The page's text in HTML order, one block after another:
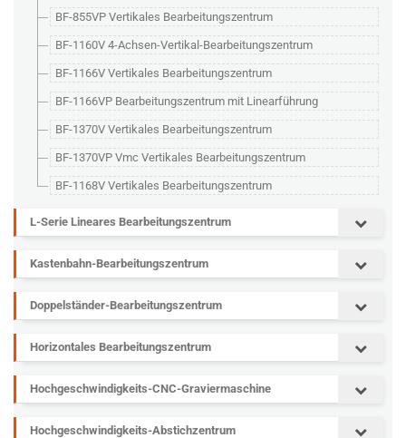
BF-855VP Vertikales Bearbeitungszentrum
BF-1160V 4-Achsen-Vertikal-Bearbeitungszentrum
BF-1166V Vertikales Bearbeitungszentrum
BF-1166VP Bearbeitungszentrum mit Linearführung
BF-1370V Vertikales Bearbeitungszentrum
BF-1370VP Vmc Vertikales Bearbeitungszentrum
BF-1168V Vertikales Bearbeitungszentrum
L-Serie Lineares Bearbeitungszentrum
Kastenbahn-Bearbeitungszentrum
Doppelständer-Bearbeitungszentrum
Horizontales Bearbeitungszentrum
Hochgeschwindigkeits-CNC-Graviermaschine
Hochgeschwindigkeits-Abstichzentrum